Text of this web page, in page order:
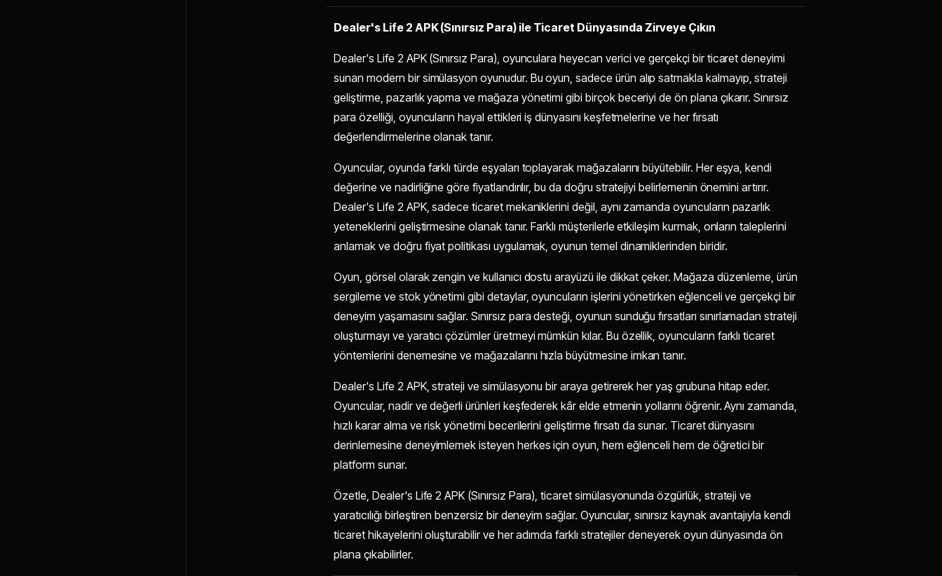
Dealer's Life 2 APK (Sınırsız Para) ile Ticaret Dünyasında Zirveye Çıkın
Dealer's Life 2 APK (Sınırsız Para), oyunculara heyecan verici ve gerçekçi bir ticaret deneyimi
sunan modern bir simülasyon oyunudur. Bu oyun, sadece ürün alıp satmakla kalmayıp, strateji
geliştirme, pazarlık yapma ve mağaza yönetimi gibi birçok beceriyi de ön plana çıkarır. Sınırsız
para özelliği, oyuncuların hayal ettikleri iş dünyasını keşfetmelerine ve her fırsatı
değerlendirmelerine olanak tanır.
Oyuncular, oyunda farklı türde eşyaları toplayarak mağazalarını büyütebilir. Her eşya, kendi
değerine ve nadirliğine göre fiyatlandırılır, bu da doğru stratejiyi belirlemenin önemini artırır.
Dealer's Life 2 APK, sadece ticaret mekaniklerini değil, aynı zamanda oyuncuların pazarlık
yeteneklerini geliştirmesine olanak tanır. Farklı müşterilerle etkileşim kurmak, onların taleplerini
anlamak ve doğru fiyat politikası uygulamak, oyunun temel dinamiklerinden biridir.
Oyun, görsel olarak zengin ve kullanıcı dostu arayüzü ile dikkat çeker. Mağaza düzenleme, ürün
sergileme ve stok yönetimi gibi detaylar, oyuncuların işlerini yönetirken eğlenceli ve gerçekçi bir
deneyim yaşamasını sağlar. Sınırsız para desteği, oyunun sunduğu fırsatları sınırlamadan strateji
oluşturmayı ve yaratıcı çözümler üretmeyi mümkün kılar. Bu özellik, oyuncuların farklı ticaret
yöntemlerini denemesine ve mağazalarını hızla büyütmesine imkan tanır.
Dealer's Life 2 APK, strateji ve simülasyonu bir araya getirerek her yaş grubuna hitap eder.
Oyuncular, nadir ve değerli ürünleri keşfederek kâr elde etmenin yollarını öğrenir. Aynı zamanda,
hızlı karar alma ve risk yönetimi becerilerini geliştirme fırsatı da sunar. Ticaret dünyasını
derinlemesine deneyimlemek isteyen herkes için oyun, hem eğlenceli hem de öğretici bir
platform sunar.
Özetle, Dealer's Life 2 APK (Sınırsız Para), ticaret simülasyonunda özgürlük, strateji ve
yaratıcılığı birleştiren benzersiz bir deneyim sağlar. Oyuncular, sınırsız kaynak avantajıyla kendi
ticaret hikayelerini oluşturabilir ve her adımda farklı stratejiler deneyerek oyun dünyasında ön
plana çıkabilirler.